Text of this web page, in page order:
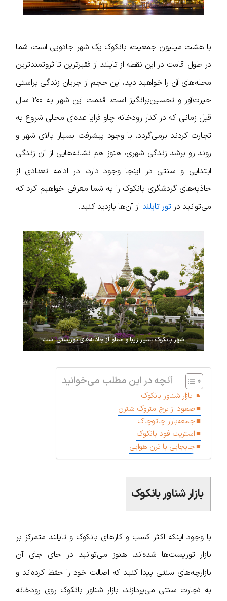
با هشت میلیون جمعیت، بانکوک یک شهر جادویی است، شما
در طول اقامت در این نقطه از تایلند از فقیرترین تا ثروتمندترین
محله‌های آن را خواهید دید، این حجم از جریان زندگی براستی
حیرت‌آور و تحسین‌برانگیز است. قدمت این شهر به ۲۰۰ سال
قبل زمانی که در کنار رودخانه چاو فرایا عده‌ای محلی شروع به
تجارت کردند برمی‌گردد، با وجود پیشرفت بسیار بالای شهر و
روند رو برشد زندگی شهری، هنوز هم نشانه‌هایی از آن زندگی
ابتدایی و سنتی در اینجا وجود دارد، در ادامه تعدادی از
جاذبه‌های گردشگری بانکوک را به شما معرفی خواهیم کرد که
می‌توانید در تور تایلند از آن‌ها بازدید کنید.
شهر بانکوک بسیار زیبا و مملو از جاذبه‌های توریستی است
آنچه در این مطلب می‌خوانید
بازار شناور بانکوک
صعود از برج متروک سَترن
جمعه‌بازار چاتوچاک
استریت فود بانکوک
جابجایی با ترن هوایی
بازار شناور بانکوک
با وجود اینکه اکثر کسب و کارهای بانکوک و تایلند متمرکز بر
بازار توریست‌ها شده‌اند، هنوز می‌توانید در جای جای آن
بازارچه‌های سنتی پیدا کنید که اصالت خود را حفظ کرده‌اند و
به تجارت سنتی می‌پردازند، بازار شناور بانکوک روی رودخانه